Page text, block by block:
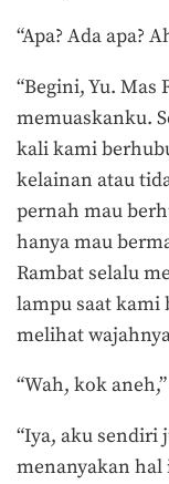
“Apa? Ada apa?
“Begini, Yu. Mas
memuaskanku.
kali kami
kelainan atau
pernah mau
hanya mau
Rambat selalu
lampu saat kami
melihat
“Wah, kok
“Iya, aku sendiri
menanyakan hal